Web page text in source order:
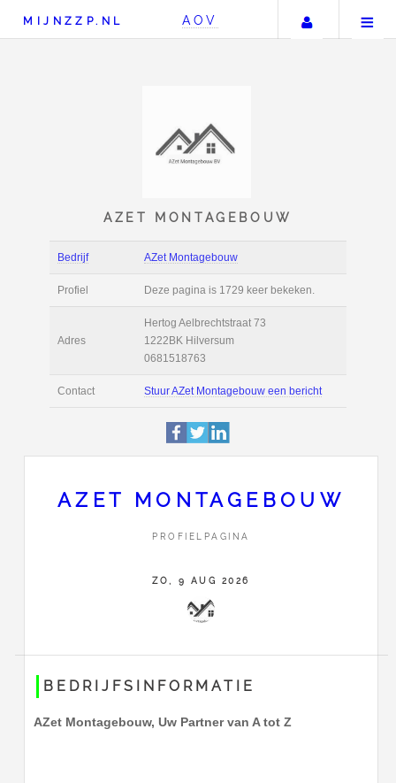
MIJNZZP.NL AOV Uw
AZET
AZet Montagebouw
Hertog Aelbrechtstraat 73
0681518763
Stuur AZet Montagebouw
AZET MONTAGEBOUW
PROFIELPAGINA
ZO, 9 AUG 2026
BEDRIJFSINFORMATIE
AZet Montagebouw, Uw Partner van A tot Z